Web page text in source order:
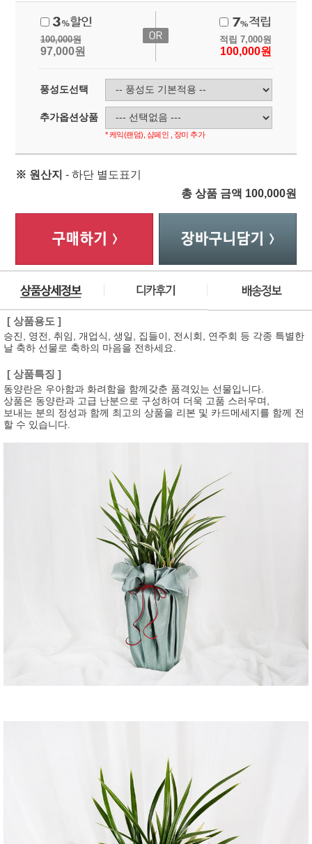
100,000원
97,000원
적립 7,000원
100,000원
풍성도선택
추가옵션상품
* 케익(랜덤), 샴페인 , 장미 추가
※ 원산지 - 하단 별도표기
총 상품 금액 100,000원
[ 상품용도 ]
승진, 영전, 취임, 개업식, 생일, 집들이, 전시회, 연주회 등 각종 특별한
날 축하 선물로 축하의 마음을 전하세요.
[ 상품특징 ]
동양란은 우아함과 화려함을 함께갖춘 품격있는 선물입니다.
상품은 동양란과 고급 난분으로 구성하여 더욱 고품 스러우며,
보내는 분의 정성과 함께 최고의 상품을 리본 및 카드메세지를 함께 전
할 수 있습니다.